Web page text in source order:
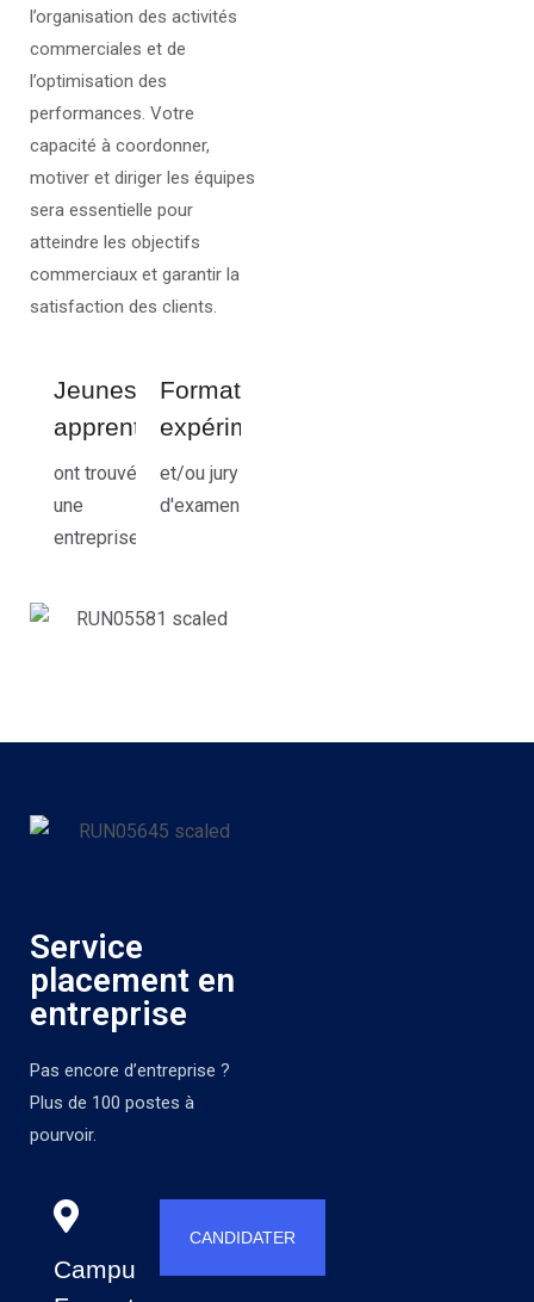
l’organisation des activités
commerciales et de
l’optimisation des
performances. Votre
capacité à coordonner,
motiver et diriger les équipes
sera essentielle pour
atteindre les objectifs
commerciaux et garantir la
satisfaction des clients.
Jeunes
apprentis
ont trouvé
une
entreprise
Formateurs
expérimentés
et/ou jury
d'examen
Service
placement en
entreprise
Pas encore d’entreprise ?
Plus de 100 postes à
pourvoir.
Campus
CANDIDATER